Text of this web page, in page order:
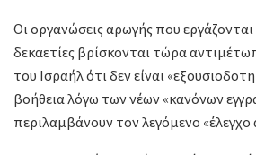
Οι οργανώσεις αρωγής που
δεκαετίες βρίσκονται τώρα
του Ισραήλ ότι δεν είναι
βοήθεια λόγω των νέων «κανόνων
περιλαμβάνουν τον λεγόμενο «έλεγχο